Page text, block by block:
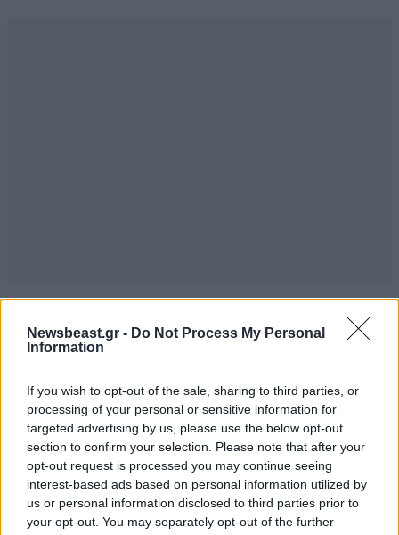
Newsbeast.gr - Do Not Process My Personal
Information
If you wish to opt-out of the sale, sharing to third parties, or
processing of your personal or sensitive information for
targeted advertising by us, please use the below opt-out
section to confirm your selection. Please note that after your
opt-out request is processed you may continue seeing
interest-based ads based on personal information utilized by
us or personal information disclosed to third parties prior to
your opt-out. You may separately opt-out of the further
ΠΕΡΙΣΣΟΤΕΡΑ ΑΠΟ ΤΟΝ ΚΟΣΜΟ